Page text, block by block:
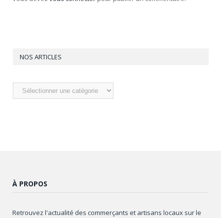
NOS ARTICLES
Nos
articles
À PROPOS
Retrouvez l'actualité des commerçants et artisans locaux sur le